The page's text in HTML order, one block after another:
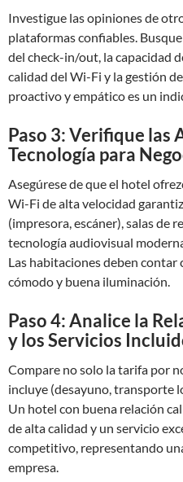
Investigue las opiniones de
plataformas confiables.
del check-in/out, la capacidad
calidad del Wi-Fi y la gestión
proactivo y empático es un
Paso 3: Verifique las
Tecnología para
Asegúrese de que el hotel
Wi-Fi de alta velocidad
(impresora, escáner), salas de
tecnología audiovisual
Las habitaciones deben contar
cómodo y buena iluminación.
Paso 4: Analice la
y los Servicios
Compare no solo la tarifa por
incluye (desayuno, transporte
Un hotel con buena relación
de alta calidad y un servicio
competitivo, representando
empresa.